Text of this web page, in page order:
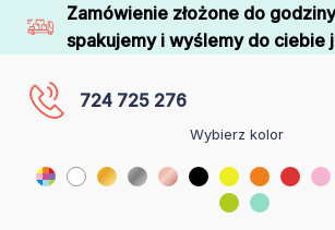
Zamówienie złożone do
spakujemy i wyślemy do ciebie
724 725 276
Wybierz kolor